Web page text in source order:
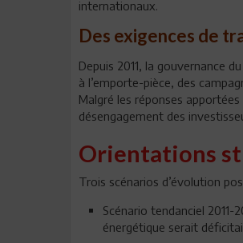
internationaux.
Des exigences de
Depuis 2011, la gouvernance
à l’emporte-pièce, des
Malgré les réponses
désengagement des
Orientations
Trois scénarios d’évolution
Scénario tendanciel 2011-
énergétique serait